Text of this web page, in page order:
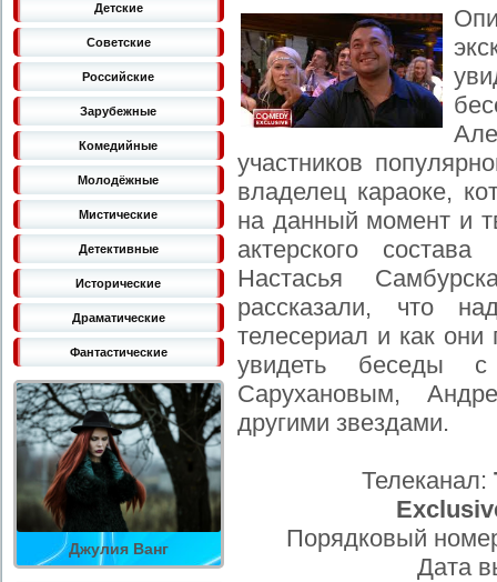
Детские
Советские
Российские
Зарубежные
Комедийные
Молодёжные
Мистические
Детективные
Исторические
Драматические
Фантастические
Джулия Ванг
участников
владелец караоке,
на данный момент и
актерского
Настасья
рассказали, что
телесериал и как
увидеть беседы
Сарухановым,
другими звездами.
Телеканал:
Порядковый
Дата